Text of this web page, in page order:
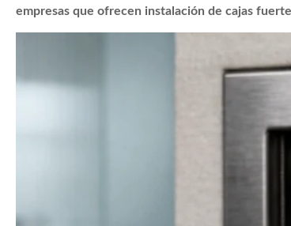
empresas que ofrecen instalación de cajas